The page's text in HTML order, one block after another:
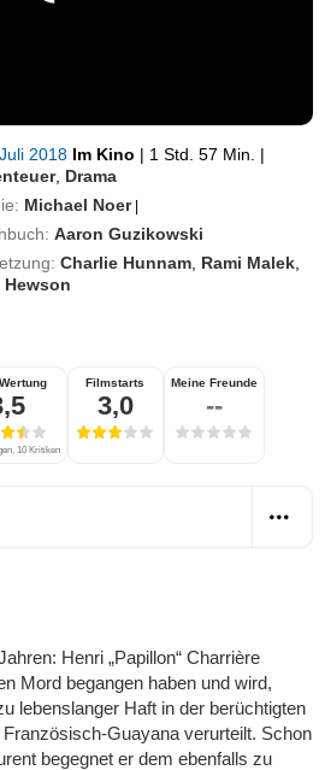
2018 Im Kino | 1 Std. 57 Min. |
, Drama
Michael Noer |
Aaron Guzikowski
Charlie Hunnam Rami Malek
Hewson
10 Kritiken
Filmstarts
3,0
Meine Freunde
--
Henri „Papillon“ Charrière
Mord begangen haben und wird,
lebenslanger Haft in der berüchtigten
Guayana verurteilt. Schon
begegnet er dem ebenfalls zu